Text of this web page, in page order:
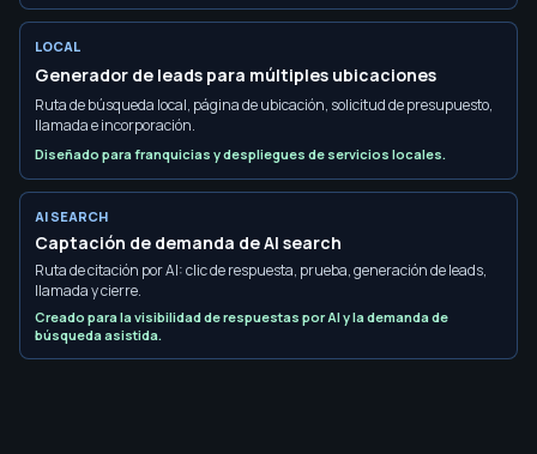
LOCAL
Generador de leads para múltiples ubicaciones
Ruta de búsqueda local, página de ubicación, solicitud de presupuesto,
llamada e incorporación.
Diseñado para franquicias y despliegues de servicios locales.
AI SEARCH
Captación de demanda de AI search
Ruta de citación por AI: clic de respuesta, prueba, generación de leads,
llamada y cierre.
Creado para la visibilidad de respuestas por AI y la demanda de
búsqueda asistida.